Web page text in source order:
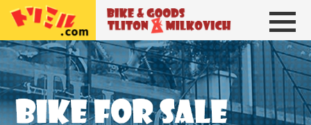
トリトン＆ミルコビッチ BIKE＆